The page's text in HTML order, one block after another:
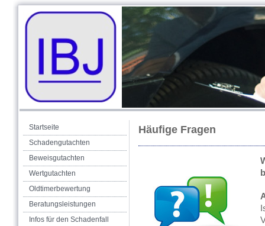
Startseite
Schadengutachten
Beweisgutachten
Wertgutachten
Oldtimerbewertung
Beratungsleistungen
Infos für den Schadenfall
Häufige Fragen